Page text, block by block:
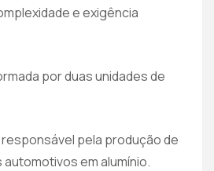
e exigência
por duas unidades de
responsável pela produção de
em alumínio.